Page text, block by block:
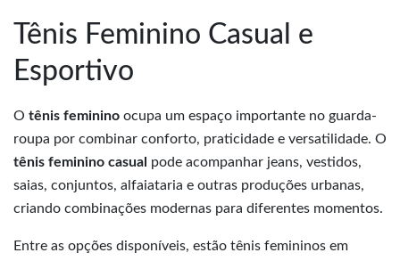
Tênis Feminino Casual e
Esportivo
O tênis feminino ocupa um espaço importante no guarda-
roupa por combinar conforto, praticidade e versatilidade. O
tênis feminino casual pode acompanhar jeans, vestidos,
saias, conjuntos, alfaiataria e outras produções urbanas,
criando combinações modernas para diferentes momentos.
Entre as opções disponíveis, estão tênis femininos em